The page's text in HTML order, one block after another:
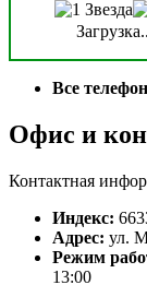
Все
Офис и
Контактная
Индекс:
Адрес: ул.
Режим
13:00